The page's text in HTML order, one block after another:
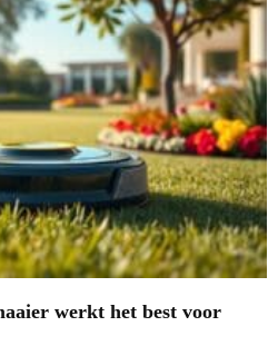
werkt het best voor